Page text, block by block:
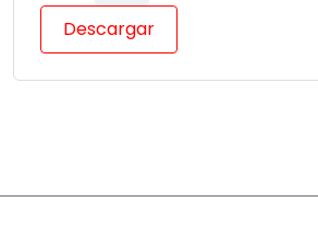
Descargar